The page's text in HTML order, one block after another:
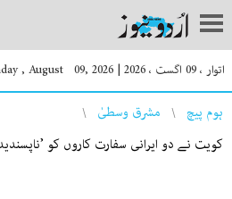
اتوار ، 09 اگست ، 2026 |
, August 09, 2026
You are here
ہوم پیچ
مشرق وسطیٰ
کویت نے دو ایرانی سفارت کاروں کو